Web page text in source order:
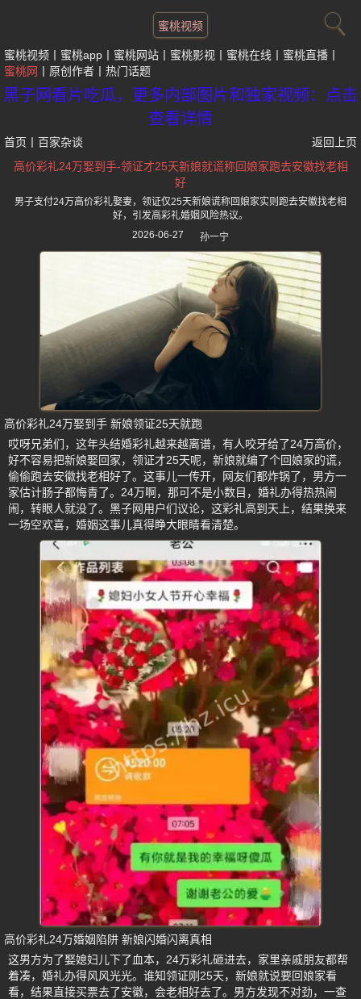
蜜桃视频
蜜桃视频 蜜桃app 蜜桃网站 蜜桃影视 蜜桃在线
蜜桃直播
蜜桃网
原创作者 热门话题
黑子网看片吃瓜，更多内部图片和独家视频：点击
查看详情
首页 百家杂谈
返回上页
高价彩礼24万娶到手-领证才25天新娘就谎称回娘家跑去安徽找老相
好
男子支付24万高价彩礼娶妻，领证仅25天新娘谎称回娘家实则跑去安徽找老相
好，引发高彩礼婚姻风险热议。
2026-06-27
孙一宁
高价彩礼24万娶到手 新娘领证25天就跑
哎呀兄弟们，这年头结婚彩礼越来越离谱，有人咬牙给了24万高价，
好不容易把新娘娶回家，领证才25天呢，新娘就编了个回娘家的谎，
偷偷跑去安徽找老相好了。这事儿一传开，网友们都炸锅了，男方一
家估计肠子都悔青了。24万啊，那可不是小数目，婚礼办得热热闹
闹，转眼人就没了。黑子网用户们议论，这彩礼高到天上，结果换来
一场空欢喜，婚姻这事儿真得睁大眼睛看清楚。
高价彩礼24万婚姻陷阱 新娘闪婚闪离真相
这男方为了娶媳妇儿下了血本，24万彩礼砸进去，家里亲戚朋友都帮
着凑，婚礼办得风风光光。谁知领证刚25天，新娘就说要回娘家看
看，结果直接买票去了安徽，会老相好去了。男方发现不对劲，一查